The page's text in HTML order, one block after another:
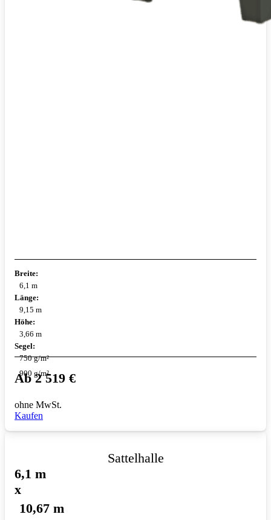
Breite:
6,1 m
Länge:
9,15 m
Höhe:
3,66 m
Segel:
750 g/m²
900 g/m²
Ab2 519 €
ohne MwSt.
Kaufen
Sattelhalle
6,1 m
x
10,67 m